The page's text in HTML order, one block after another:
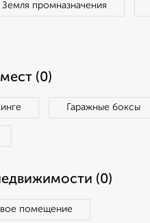
Земля промназначения
(0)
Гаражные боксы
(0)
помещение